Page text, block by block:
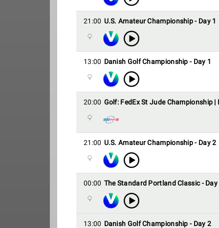
21:00 U.S. Amateur Championship - Day 1
13:00 Danish Golf Championship - Day 1
20:00 Golf: FedEx St Jude Championship |
21:00 U.S. Amateur Championship - Day 2
00:00 The Standard Portland Classic - Day
13:00 Danish Golf Championship - Day 2